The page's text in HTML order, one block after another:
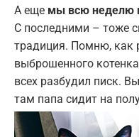
А еще мы всю неделю
С последними – тоже
традиция. Помню, как
выброшенного
всех разбудил писк.
там папа сидит на